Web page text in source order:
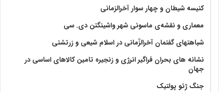
کنیسه شیطان و چهار سوار آخرالزمانی
معماری و نقشه‌ی ماسونی شهر واشينگتن دی. سی
شباهتهای گفتمان آخر‌الزّمانی در اسلام شیعی و زرتشتی
نشانه های بحران فراگیر انرژی و زنجیره تامین کالاهای اساسی در
جهان
جنگ ژئو پولتیک